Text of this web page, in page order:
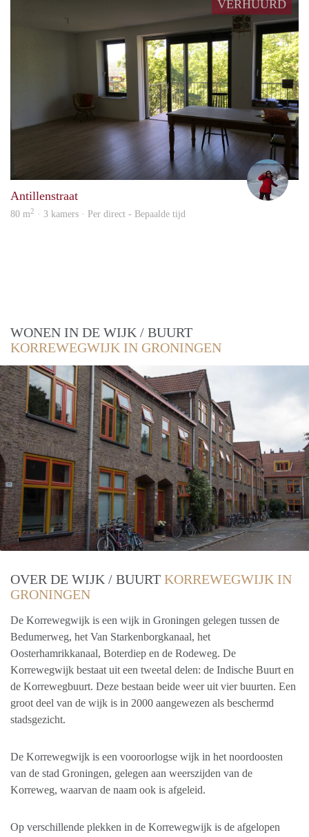
VERHUURD
Ilse
Antillenstraat
80 m2 · 3 kamers · Per direct - Bepaalde tijd
WONEN IN DE WIJK / BUURT
KORREWEGWIJK IN GRONINGEN
OVER DE WIJK / BUURT KORREWEGWIJK IN
GRONINGEN
De Korrewegwijk is een wijk in Groningen gelegen tussen de
Bedumerweg, het Van Starkenborgkanaal, het
Oosterhamrikkanaal, Boterdiep en de Rodeweg. De
Korrewegwijk bestaat uit een tweetal delen: de Indische Buurt en
de Korrewegbuurt. Deze bestaan beide weer uit vier buurten. Een
groot deel van de wijk is in 2000 aangewezen als beschermd
stadsgezicht.
De Korrewegwijk is een vooroorlogse wijk in het noordoosten
van de stad Groningen, gelegen aan weerszijden van de
Korreweg, waarvan de naam ook is afgeleid.
Op verschillende plekken in de Korrewegwijk is de afgelopen